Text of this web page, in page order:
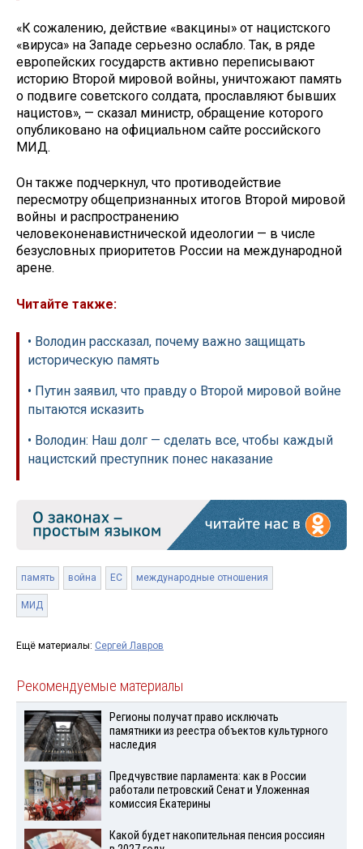
«К сожалению, действие «вакцины» от нацистского
«вируса» на Западе серьезно ослабло. Так, в ряде
европейских государств активно переписывают
историю Второй мировой войны, уничтожают память
о подвиге советского солдата, прославляют бывших
нацистов», — сказал министр, обращение которого
опубликовано на официальном сайте российского
МИД.
Он также подчеркнул, что противодействие
пересмотру общепризнанных итогов Второй мировой
войны и распространению
человеконенавистнической идеологии — в числе
безусловных приоритетов России на международной
арене.
Читайте также:
• Володин рассказал, почему важно защищать
историческую память
• Путин заявил, что правду о Второй мировой войне
пытаются исказить
• Володин: Наш долг — сделать все, чтобы каждый
нацистский преступник понес наказание
память война ЕС международные отношения
МИД
Ещё материалы: Сергей Лавров
Рекомендуемые материалы
Регионы получат право исключать
памятники из реестра объектов культурного
наследия
Предчувствие парламента: как в России
работали петровский Сенат и Уложенная
комиссия Екатерины
Какой будет накопительная пенсия россиян